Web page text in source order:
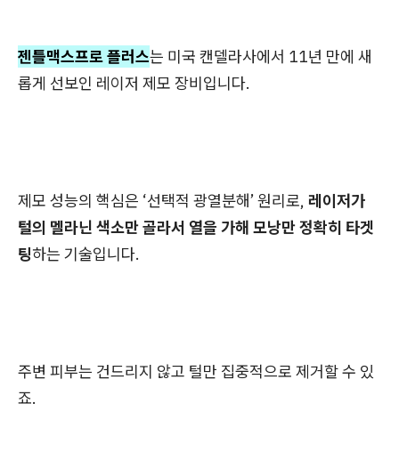
젠틀맥스프로 플러스는 미국 캔델라사에서 11년 만에 새
롭게 선보인 레이저 제모 장비입니다.
제모 성능의 핵심은 ‘선택적 광열분해’ 원리로, 레이저가
털의 멜라닌 색소만 골라서 열을 가해 모낭만 정확히 타겟
팅하는 기술입니다.
주변 피부는 건드리지 않고 털만 집중적으로 제거할 수 있
죠.